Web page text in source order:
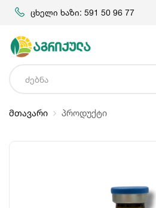
ცხელი ხაზი: 591 50 96 77
მთავარი პროდუქტი